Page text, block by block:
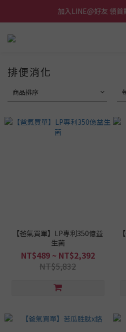
加入LINE@好友 領
排便消化
商品排序
【爸氣買單】LP專利350億益
生菌
NT$489 ~ NT$2,392
NT$5,832